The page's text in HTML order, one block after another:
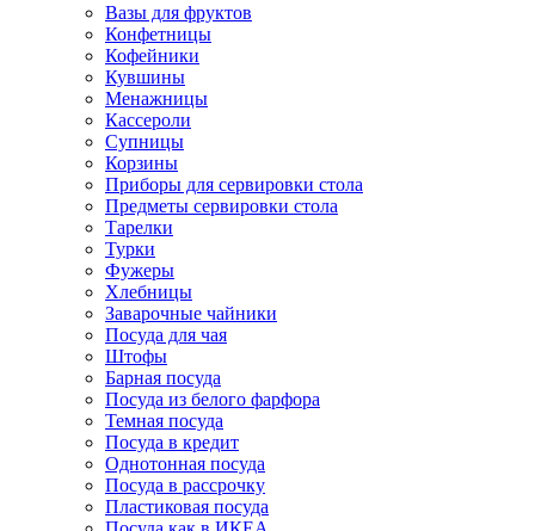
Вазы для фруктов
Конфетницы
Кофейники
Кувшины
Менажницы
Кассероли
Супницы
Корзины
Приборы для сервировки стола
Предметы сервировки стола
Тарелки
Турки
Фужеры
Хлебницы
Заварочные чайники
Посуда для чая
Штофы
Барная посуда
Посуда из белого фарфора
Темная посуда
Посуда в кредит
Однотонная посуда
Посуда в рассрочку
Пластиковая посуда